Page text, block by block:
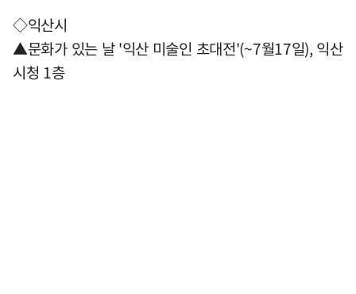
◇익산시
▲문화가 있는 날 '익산 미술인 초대전'(~7월17일), 익산
시청 1층